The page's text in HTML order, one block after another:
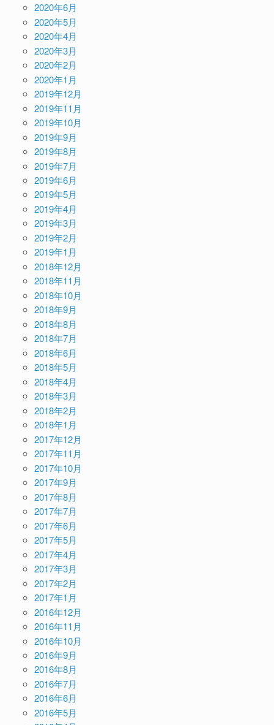
2020年6月
2020年5月
2020年4月
2020年3月
2020年2月
2020年1月
2019年12月
2019年11月
2019年10月
2019年9月
2019年8月
2019年7月
2019年6月
2019年5月
2019年4月
2019年3月
2019年2月
2019年1月
2018年12月
2018年11月
2018年10月
2018年9月
2018年8月
2018年7月
2018年6月
2018年5月
2018年4月
2018年3月
2018年2月
2018年1月
2017年12月
2017年11月
2017年10月
2017年9月
2017年8月
2017年7月
2017年6月
2017年5月
2017年4月
2017年3月
2017年2月
2017年1月
2016年12月
2016年11月
2016年10月
2016年9月
2016年8月
2016年7月
2016年6月
2016年5月